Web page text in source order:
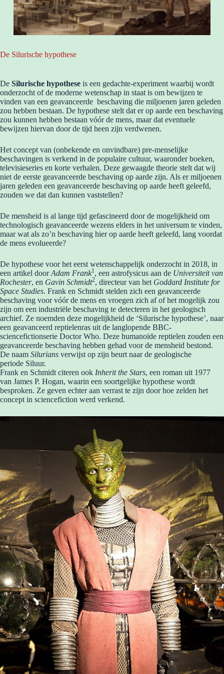
De Silurische hypothese
De Silurische hypothese is een gedachte-experiment waarbij wordt
onderzocht of de moderne wetenschap in staat is om bewijzen te
vinden van een geavanceerde beschaving die miljoenen jaren geleden
zou hebben bestaan. De hypothese stelt dat er op aarde een beschaving
zou kunnen hebben bestaan vóór de mens, maar dat eventuele
bewijzen hiervan door de tijd heen zijn verdwenen.
Het concept van (onbekende en onvindbare) pre-menselijke
beschavingen is verkend in de populaire cultuur, waaronder boeken,
televisieseries en korte verhalen. Deze gewaagde theorie stelt dat wij
niet de eerste geavanceerde beschaving op aarde zijn. Als er miljoenen
jaren geleden een geavanceerde beschaving op aarde heeft geleefd,
zouden we dat dan kunnen vaststellen?
De mensheid is al lange tijd gefascineerd door de mogelijkheid om
technologisch geavanceerde wezens elders in het universum te vinden,
maar wat als zo’n beschaving hier op aarde heeft geleefd, lang voordat
de mens evolueerde?
De hypothese voor het eerst wetenschappelijk onderzocht in 2018, in
een artikel doorAdam Frank1, een astrofysicus aan de Universiteit van
Rochester, en Gavin Schmidt2, directeur van het Goddard Institute for
Space Studies. Frank en Schmidt stelden zich een geavanceerde
beschaving voor vóór de mens en vroegen zich af of het mogelijk zou
zijn om een industriële beschaving te detecteren in het geologisch
archief. Ze noemden deze mogelijkheid de ‘Silurische hypothese’, naar
een geavanceerd reptielenras uit de langlopende BBC-
sciencefictionserie Doctor Who. Deze humanoïde reptielen zouden een
geavanceerde beschaving hebben gehad voor de mensheid bestond.
De naam Silurians verwijst op zijn beurt naar de geologische
periode Siluur.
Frank en Schmidt citeren ook Inherit the Stars, een roman uit 1977
van James P. Hogan, waarin een soortgelijke hypothese wordt
besproken. Ze geven echter aan verrast te zijn door hoe zelden het
concept in sciencefiction werd verkend.